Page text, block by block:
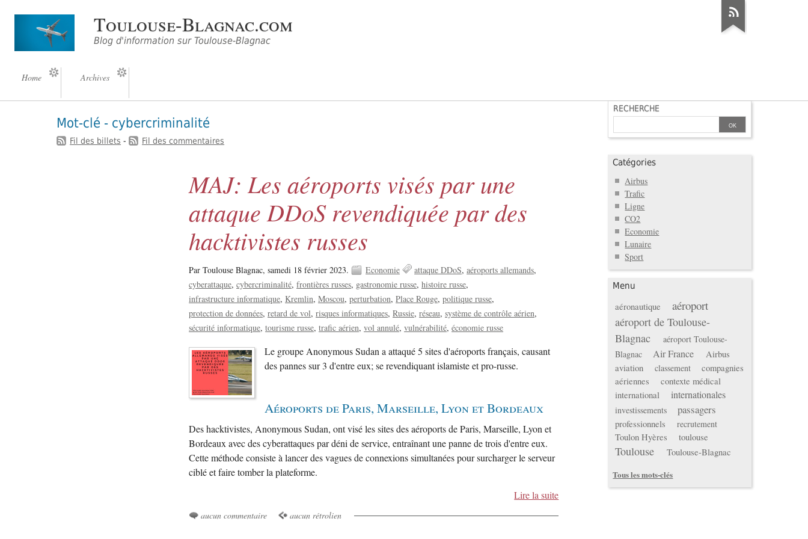
Toulouse-Blagnac.com
Blog d'information sur Toulouse-Blagnac
Home Archives
Mot-clé - cybercriminalité
Fil des billets - Fil des commentaires
MAJ: Les aéroports visés par une
attaque DDoS revendiquée par des
hacktivistes russes
Par Toulouse Blagnac,samedi 18 février 2023. Economie attaque DDoS aéroports allemands
cyberattaque cybercriminalité frontières russes gastronomie russe histoire russe
infrastructure informatique Kremlin Moscou perturbation Place Rouge politique russe
protection de données retard de vol risques informatiques Russie réseau système de contrôle aérien
sécurité informatique tourisme russe trafic aérien vol annulé vulnérabilité économie russe
Le groupe Anonymous Sudan a attaqué 5 sites d'aéroports français, causant
des pannes sur 3 d'entre eux; se revendiquant islamiste et pro-russe.
Aéroports de Paris, Marseille, Lyon et Bordeaux
Des hacktivistes, Anonymous Sudan, ont visé les sites des aéroports de Paris, Marseille, Lyon et
Bordeaux avec des cyberattaques par déni de service, entraînant une panne de trois d'entre eux.
Cette méthode consiste à lancer des vagues de connexions simultanées pour surcharger le serveur
ciblé et faire tomber la plateforme.
Lire la suite
aucun commentaire aucun rétrolien
RECHERCHE
Catégories
Airbus
Trafic
Ligne
CO2
Economie
Lunaire
Sport
Menu
aéronautique aéroport
aéroport de Toulouse-
Blagnac
aéroport Toulouse-
Blagnac
Air France
Airbus
aviation
classement
compagnies
aériennes
contexte médical
international
internationales
investissements passagers
professionnels recrutement
Toulon Hyères toulouse
Toulouse Toulouse-Blagnac
Tous les mots-clés